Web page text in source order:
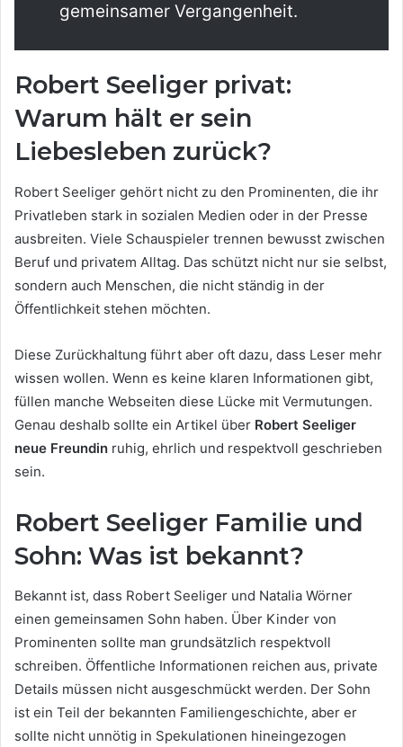
gemeinsamer Vergangenheit.
Robert Seeliger privat:
Warum hält er sein
Liebesleben zurück?
Robert Seeliger gehört nicht zu den Prominenten, die ihr
Privatleben stark in sozialen Medien oder in der Presse
ausbreiten. Viele Schauspieler trennen bewusst zwischen
Beruf und privatem Alltag. Das schützt nicht nur sie selbst,
sondern auch Menschen, die nicht ständig in der
Öffentlichkeit stehen möchten.
Diese Zurückhaltung führt aber oft dazu, dass Leser mehr
wissen wollen. Wenn es keine klaren Informationen gibt,
füllen manche Webseiten diese Lücke mit Vermutungen.
Genau deshalb sollte ein Artikel über Robert Seeliger
neue Freundin ruhig, ehrlich und respektvoll geschrieben
sein.
Robert Seeliger Familie und
Sohn: Was ist bekannt?
Bekannt ist, dass Robert Seeliger und Natalia Wörner
einen gemeinsamen Sohn haben. Über Kinder von
Prominenten sollte man grundsätzlich respektvoll
schreiben. Öffentliche Informationen reichen aus, private
Details müssen nicht ausgeschmückt werden. Der Sohn
ist ein Teil der bekannten Familiengeschichte, aber er
sollte nicht unnötig in Spekulationen hineingezogen